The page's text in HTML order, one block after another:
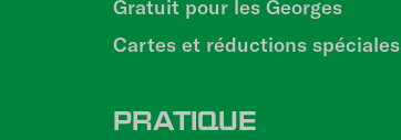
Gratuit pour les Georges
Cartes et réductions spéciales
PRATIQUE